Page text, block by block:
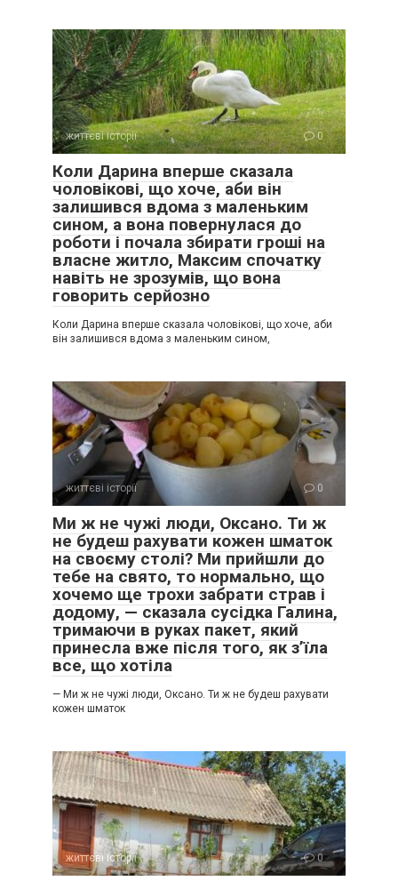
життєві історії 0
Коли Дарина вперше сказала
чоловікові, що хоче, аби він
залишився вдома з маленьким
сином, а вона повернулася до
роботи і почала збирати гроші на
власне житло, Максим спочатку
навіть не зрозумів, що вона
говорить серйозно
Коли Дарина вперше сказала чоловікові, що хоче, аби
він залишився вдома з маленьким сином,
життєві історії 0
Ми ж не чужі люди, Оксано. Ти ж
не будеш рахувати кожен шматок
на своєму столі? Ми прийшли до
тебе на свято, то нормально, що
хочемо ще трохи забрати страв і
додому, — сказала сусідка Галина,
тримаючи в руках пакет, який
принесла вже після того, як з’їла
все, що хотіла
— Ми ж не чужі люди, Оксано. Ти ж не будеш рахувати
кожен шматок
життєві історії 0